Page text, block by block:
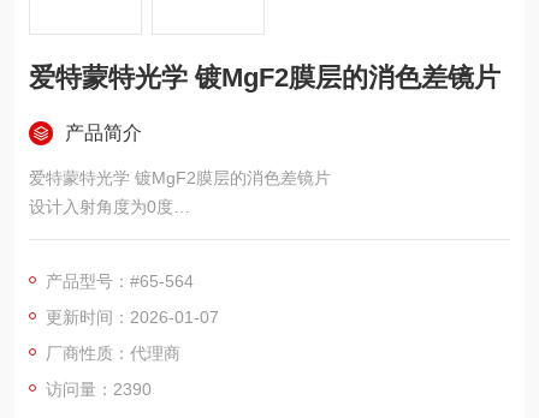
爱特蒙特光学 镀MgF2膜层的消色差镜片
产品简介
爱特蒙特光学 镀MgF2膜层的消色差镜片
设计入射角度为0度
在 400 - 700nm 波段每个面的反射率小于1.75%
少了轴上球差和色差，可选单层MgF2膜层或宽带增透膜，也可
选NIR（近红外）消色差双胶合镜片和边缘涂黑版本。所有尺寸
单位为mm。
消色差镜片在复色（白光）成像的性能比单透镜性能提高了许
产品型号：#65-564
更新时间：2026-01-07
厂商性质：代理商
访问量：2390